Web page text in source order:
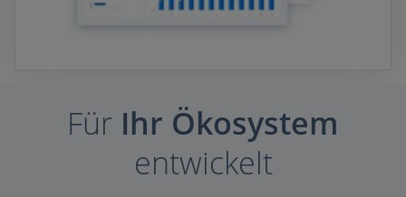
Für Ihr Ökosystem
entwickelt